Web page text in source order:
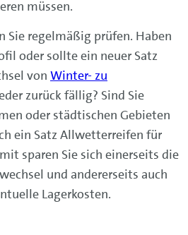
müssen.
Sie regelmäßig prüfen. Haben
oder sollte ein neuer Satz
von Winter- zu
zurück fällig? Sind Sie
oder städtischen Gebieten
ein Satz Allwetterreifen für
sparen Sie sich einerseits die
und andererseits auch
Lagerkosten.